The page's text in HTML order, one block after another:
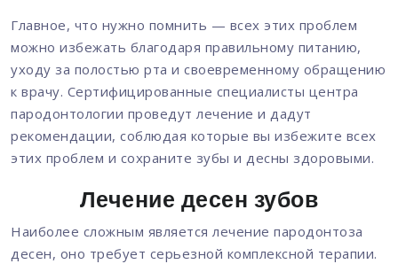
Главное, что нужно помнить — всех этих проблем
можно избежать благодаря правильному питанию,
уходу за полостью рта и своевременному обращению
к врачу. Сертифицированные специалисты центра
пародонтологии проведут лечение и дадут
рекомендации, соблюдая которые вы избежите всех
этих проблем и сохраните зубы и десны здоровыми.
Лечение десен зубов
Наиболее сложным является лечение пародонтоза
десен, оно требует серьезной комплексной терапии.